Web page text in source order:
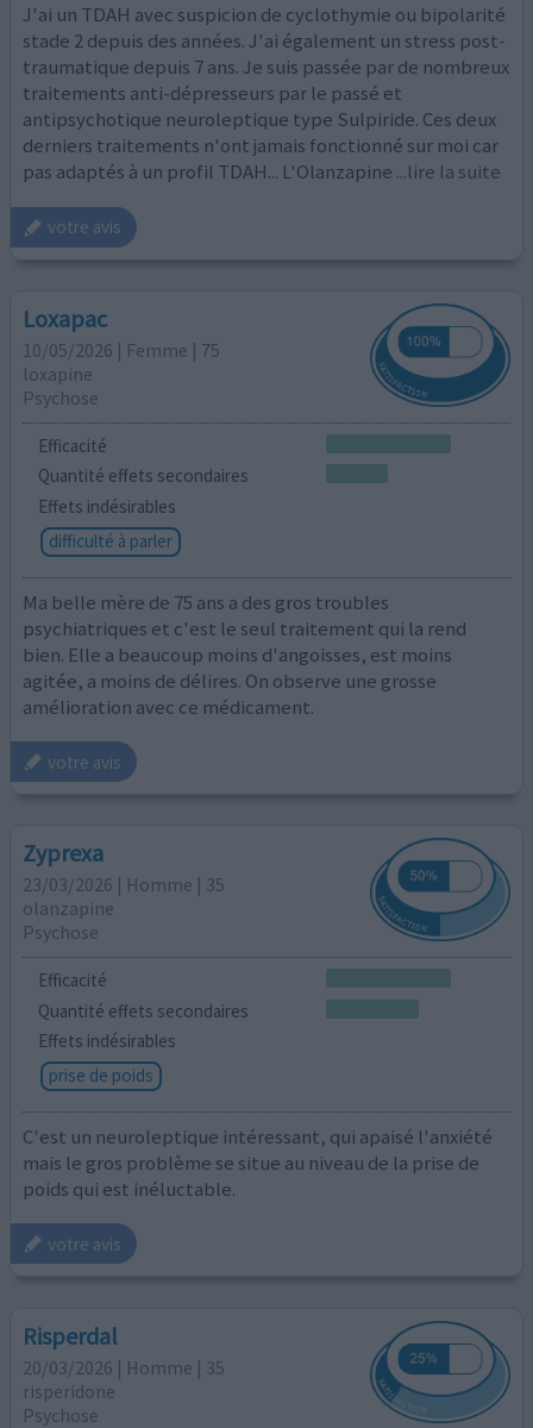
J'ai un TDAH avec suspicion de cyclothymie ou bipolarité
stade 2 depuis des années. J'ai également un stress post-
traumatique depuis 7 ans. Je suis passée par de nombreux
traitements anti-dépresseurs par le passé et
antipsychotique neuroleptique type Sulpiride. Ces deux
derniers traitements n'ont jamais fonctionné sur moi car
pas adaptés à un profil TDAH... L'Olanzapine ...lire la suite
votre avis
Loxapac
10/05/2026 | Femme | 75
loxapine
Psychose
Efficacité
Quantité effets secondaires
Effets indésirables
difficulté à parler
Ma belle mère de 75 ans a des gros troubles
psychiatriques et c'est le seul traitement qui la rend
bien. Elle a beaucoup moins d'angoisses, est moins
agitée, a moins de délires. On observe une grosse
amélioration avec ce médicament.
votre avis
Zyprexa
23/03/2026 | Homme | 35
olanzapine
Psychose
Efficacité
Quantité effets secondaires
Effets indésirables
prise de poids
C'est un neuroleptique intéressant, qui apaisé l'anxiété
mais le gros problème se situe au niveau de la prise de
poids qui est inéluctable.
votre avis
Risperdal
20/03/2026 | Homme | 35
risperidone
Psychose